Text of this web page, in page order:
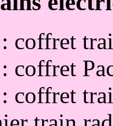
: coffret
: coffret
: coffret